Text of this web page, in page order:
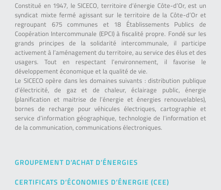
Constitué en 1947, le SICECO, territoire d’énergie Côte-d’Or, est un
syndicat mixte fermé agissant sur le territoire de la Côte-d’Or et
regroupant 675 communes et 18 Établissements Publics de
Coopération Intercommunale (EPCI) à fiscalité propre. Fondé sur les
grands principes de la solidarité intercommunale, il participe
activement à l’aménagement du territoire, au service des élus et des
usagers. Tout en respectant l’environnement, il favorise le
développement économique et la qualité de vie.
Le SICECO opère dans les domaines suivants : distribution publique
d’électricité, de gaz et de chaleur, éclairage public, énergie
(planification et maitrise de l’énergie et énergies renouvelables),
bornes de recharge pour véhicules électriques, cartographie et
service d’information géographique, technologie de l’information et
de la communication, communications électroniques.
GROUPEMENT D’ACHAT D’ÉNERGIES
CERTIFICATS D’ÉCONOMIES D’ÉNERGIE (CEE)